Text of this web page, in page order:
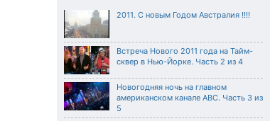
2011. С новым Годом Австралия !!!!
Встреча Нового 2011 года на Тайм-
сквер в Нью-Йорке. Часть 2 из 4
Новогодняя ночь на главном
американском канале ABC. Часть 3 из
5